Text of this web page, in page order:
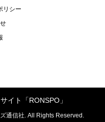
リシー
イト「RONSPO」
通信社. All Rights Reserved.